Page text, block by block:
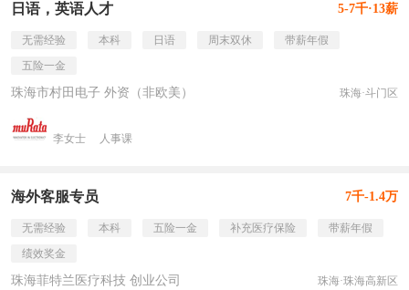
日语，英语人才 5-7千·13薪
无需经验 本科 日语 周末双休
带薪年假
五险一金
珠海市村田电子 外资（非欧美） 珠海·斗门区
李女士 人事课
海外客服专员 7千-1.4万
无需经验 本科 五险一金 补充医疗保险
带薪年假
绩效奖金
珠海菲特兰医疗科技 创业公司 珠海·珠海高新区